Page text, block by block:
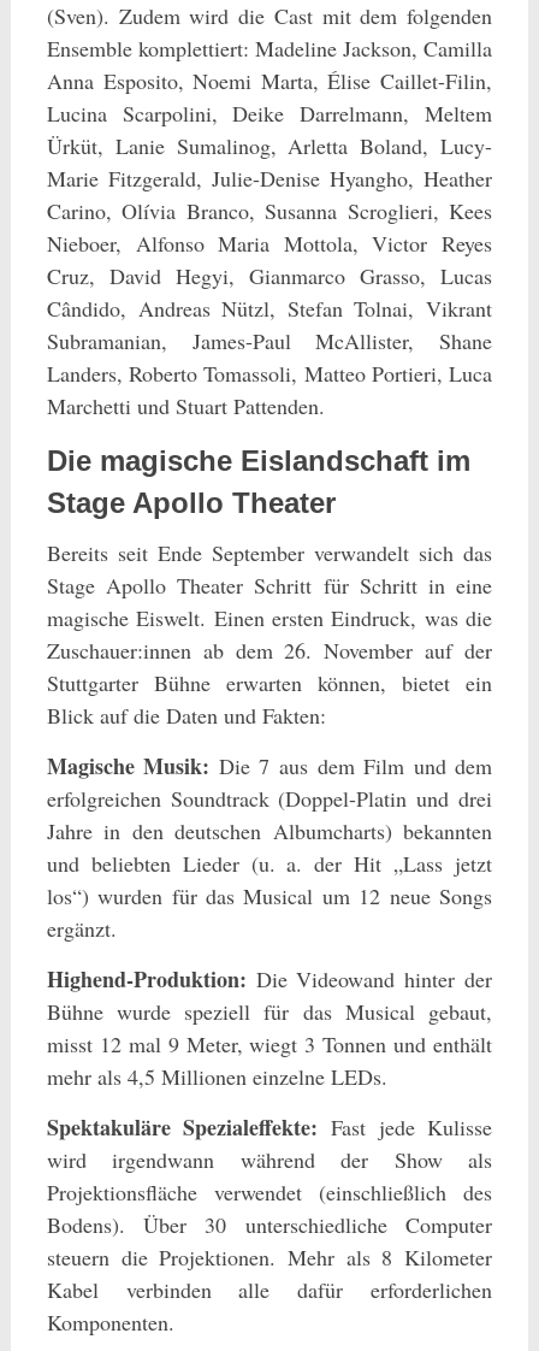
(Sven). Zudem wird die Cast mit dem folgenden
Ensemble komplettiert: Madeline Jackson, Camilla
Anna Esposito, Noemi Marta, Élise Caillet-Filin,
Lucina Scarpolini, Deike Darrelmann, Meltem
Ürküt, Lanie Sumalinog, Arletta Boland, Lucy-
Marie Fitzgerald, Julie-Denise Hyangho, Heather
Carino, Olívia Branco, Susanna Scroglieri, Kees
Nieboer, Alfonso Maria Mottola, Victor Reyes
Cruz, David Hegyi, Gianmarco Grasso, Lucas
Cândido, Andreas Nützl, Stefan Tolnai, Vikrant
Subramanian, James-Paul McAllister, Shane
Landers, Roberto Tomassoli, Matteo Portieri, Luca
Marchetti und Stuart Pattenden.
Die magische Eislandschaft im
Stage Apollo Theater
Bereits seit Ende September verwandelt sich das
Stage Apollo Theater Schritt für Schritt in eine
magische Eiswelt. Einen ersten Eindruck, was die
Zuschauer:innen ab dem 26. November auf der
Stuttgarter Bühne erwarten können, bietet ein
Blick auf die Daten und Fakten:
Magische Musik: Die 7 aus dem Film und dem
erfolgreichen Soundtrack (Doppel-Platin und drei
Jahre in den deutschen Albumcharts) bekannten
und beliebten Lieder (u. a. der Hit „Lass jetzt
los“) wurden für das Musical um 12 neue Songs
ergänzt.
Highend-Produktion: Die Videowand hinter der
Bühne wurde speziell für das Musical gebaut,
misst 12 mal 9 Meter, wiegt 3 Tonnen und enthält
mehr als 4,5 Millionen einzelne LEDs.
Spektakuläre Spezialeffekte: Fast jede Kulisse
wird irgendwann während der Show als
Projektionsfläche verwendet (einschließlich des
Bodens). Über 30 unterschiedliche Computer
steuern die Projektionen. Mehr als 8 Kilometer
Kabel verbinden alle dafür erforderlichen
Komponenten.